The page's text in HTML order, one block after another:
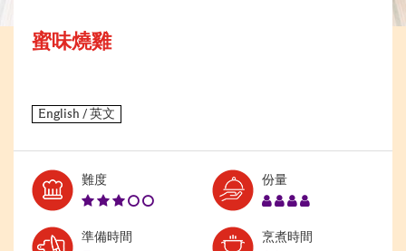
蜜味燒雞
難度Level:
份量Serves:
準備時間 烹煮時間